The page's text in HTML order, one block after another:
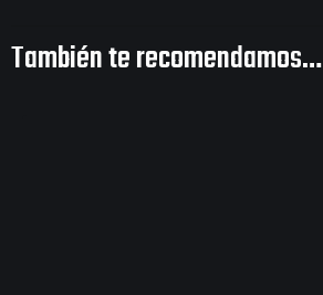
También te recomendamos…